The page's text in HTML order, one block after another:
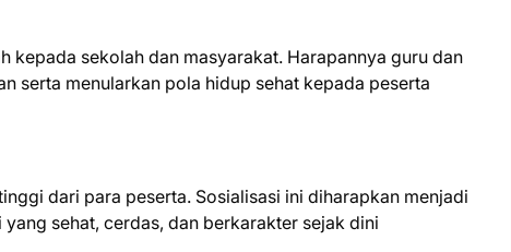
kepada sekolah dan masyarakat. Harapannya guru dan
serta menularkan pola hidup sehat kepada peserta
dari para peserta. Sosialisasi ini diharapkan menjadi
sehat, cerdas, dan berkarakter sejak dini